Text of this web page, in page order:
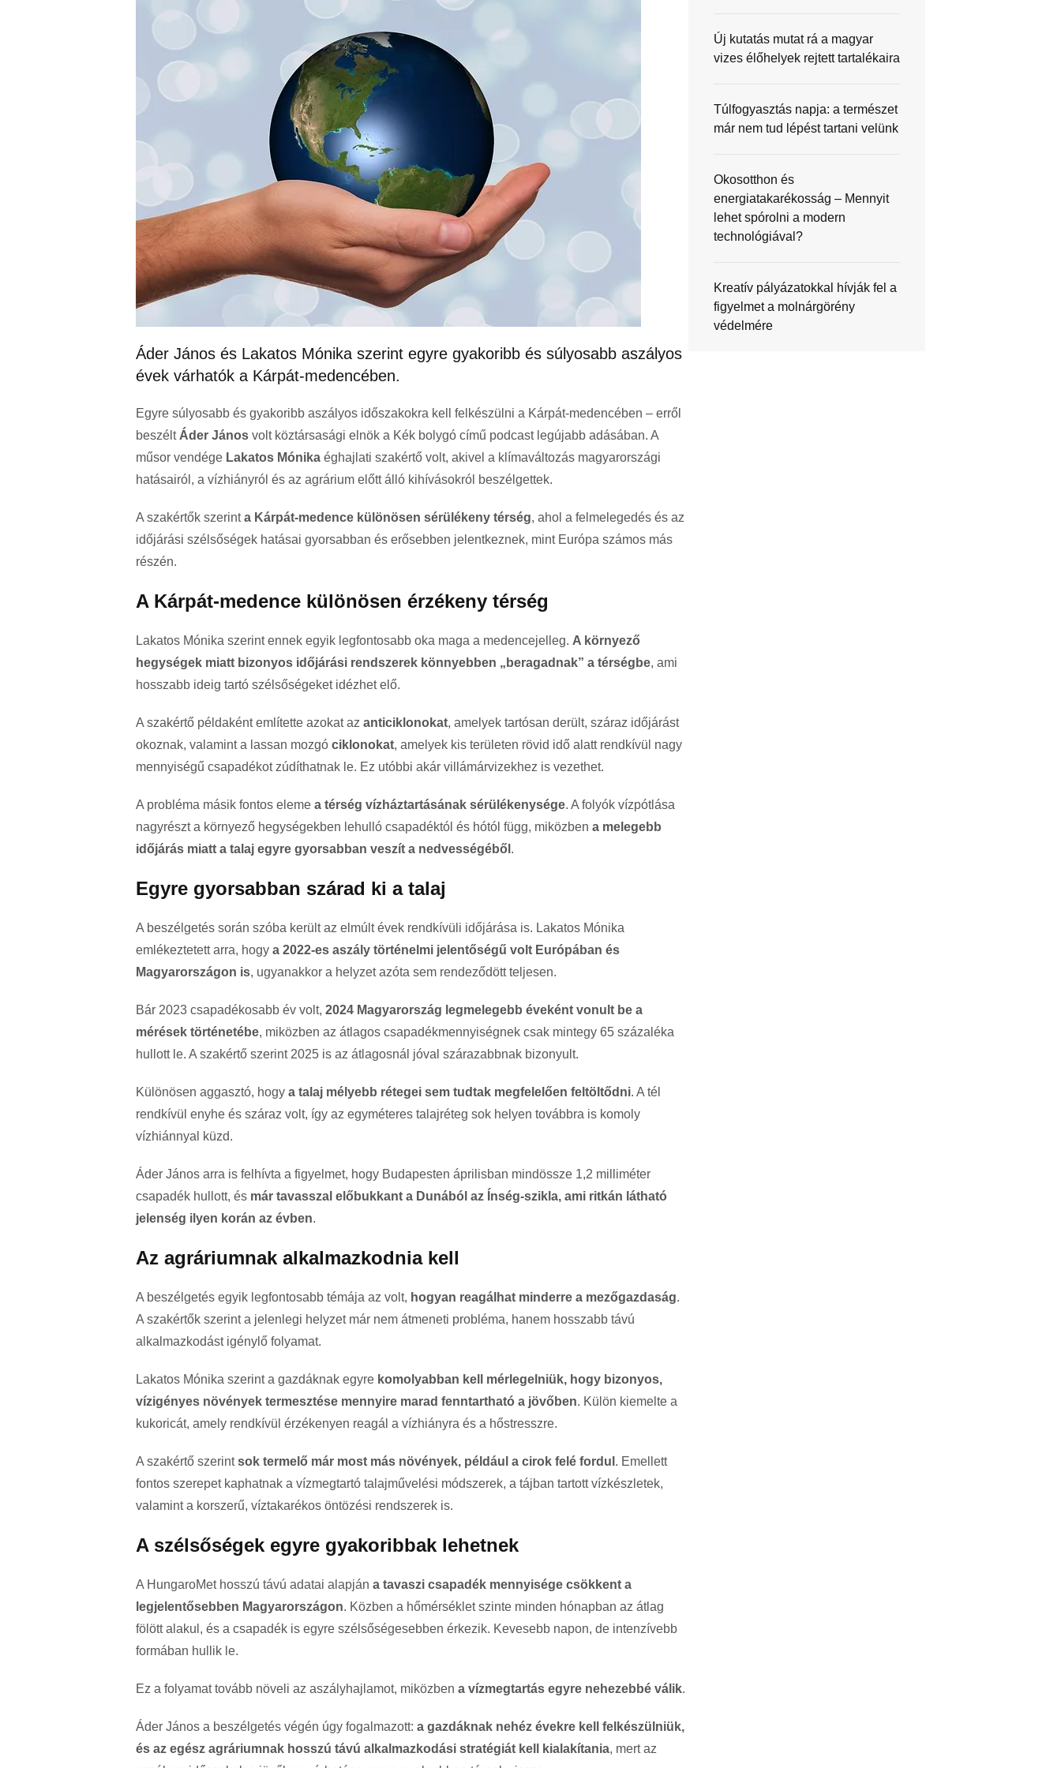
Áder János és Lakatos Mónika szerint egyre gyakoribb és súlyosabb aszályos
évek várhatók a Kárpát-medencében.
Egyre súlyosabb és gyakoribb aszályos időszakokra kell felkészülni a Kárpát-medencében – erről
beszélt Áder János volt köztársasági elnök a Kék bolygó című podcast legújabb adásában. A
műsor vendége Lakatos Mónika éghajlati szakértő volt, akivel a klímaváltozás magyarországi
hatásairól, a vízhiányról és az agrárium előtt álló kihívásokról beszélgettek.
A szakértők szerinta Kárpát-medence különösen sérülékeny térség, ahol a felmelegedés és az
időjárási szélsőségek hatásai gyorsabban és erősebben jelentkeznek, mint Európa számos más
részén.
A Kárpát-medence különösen érzékeny térség
Lakatos Mónika szerint ennek egyik legfontosabb oka maga a medencejelleg. A környező
hegységek miatt bizonyos időjárási rendszerek könnyebben „beragadnak” a térségbe, ami
hosszabb ideig tartó szélsőségeket idézhet elő.
A szakértő példaként említette azokat az anticiklonokat, amelyek tartósan derült, száraz időjárást
okoznak, valamint a lassan mozgó ciklonokat, amelyek kis területen rövid idő alatt rendkívül nagy
mennyiségű csapadékot zúdíthatnak le. Ez utóbbi akár villámárvizekhez is vezethet.
A probléma másik fontos eleme a térség vízháztartásának sérülékenysége. A folyók vízpótlása
nagyrészt a környező hegységekben lehulló csapadéktól és hótól függ, miközben a melegebb
időjárás miatt a talaj egyre gyorsabban veszít a nedvességéből .
Egyre gyorsabban szárad ki a talaj
A beszélgetés során szóba került az elmúlt évek rendkívüli időjárása is. Lakatos Mónika
emlékeztetett arra, hogy a 2022-es aszály történelmi jelentőségű volt Európában és
Magyarországon is, ugyanakkor a helyzet azóta sem rendeződött teljesen.
Bár 2023 csapadékosabb év volt, 2024 Magyarország legmelegebb éveként vonult be a
mérések történetébe, miközben az átlagos csapadékmennyiségnek csak mintegy 65 százaléka
hullott le. A szakértő szerint 2025 is az átlagosnál jóval szárazabbnak bizonyult.
Különösen aggasztó, hogy a talaj mélyebb rétegei sem tudtak megfelelően feltöltődni. A tél
rendkívül enyhe és száraz volt, így az egyméteres talajréteg sok helyen továbbra is komoly
vízhiánnyal küzd.
Áder János arra is felhívta a figyelmet, hogy Budapesten áprilisban mindössze 1,2 milliméter
csapadék hullott, és már tavasszal előbukkant a Dunából az Ínség-szikla, ami ritkán látható
jelenség ilyen korán az évben.
Az agráriumnak alkalmazkodnia kell
A beszélgetés egyik legfontosabb témája az volt, hogyan reagálhat minderre a mezőgazdaság.
A szakértők szerint a jelenlegi helyzet már nem átmeneti probléma, hanem hosszabb távú
alkalmazkodást igénylő folyamat.
Lakatos Mónika szerint a gazdáknak egyre komolyabban kell mérlegelniük, hogy bizonyos,
vízigényes növények termesztése mennyire marad fenntartható a jövőben. Külön kiemelte a
kukoricát, amely rendkívül érzékenyen reagál a vízhiányra és a hőstresszre.
A szakértő szerintsok termelő már most más növények, például a cirok felé fordul . Emellett
fontos szerepet kaphatnak a vízmegtartó talajművelési módszerek, a tájban tartott vízkészletek,
valamint a korszerű, víztakarékos öntözési rendszerek is.
A szélsőségek egyre gyakoribbak lehetnek
A HungaroMet hosszú távú adatai alapján a tavaszi csapadék mennyisége csökkent a
legjelentősebben Magyarországon. Közben a hőmérséklet szinte minden hónapban az átlag
fölött alakul, és a csapadék is egyre szélsőségesebben érkezik. Kevesebb napon, de intenzívebb
formában hullik le.
Ez a folyamat tovább növeli az aszályhajlamot, miközben a vízmegtartás egyre nehezebbé válik.
Áder János a beszélgetés végén úgy fogalmazott: a gazdáknak nehéz évekre kell felkészülniük,
és az egész agráriumnak hosszú távú alkalmazkodási stratégiát kell kialakítania, mert az
Új kutatás mutat rá a magyar
vizes élőhelyek rejtett tartalékaira
Túlfogyasztás napja: a természet
már nem tud lépést tartani velünk
Okosotthon és
energiatakarékosság – Mennyit
lehet spórolni a modern
technológiával?
Kreatív pályázatokkal hívják fel a
figyelmet a molnárgörény
védelmére